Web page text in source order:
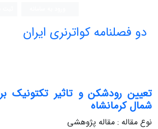
دو فصلنامه کواترنری ایران
تعیین رودشکن و تاثیر تکتونیک
شمال کرمانشاه
نوع مقاله : مقاله پژوهشی